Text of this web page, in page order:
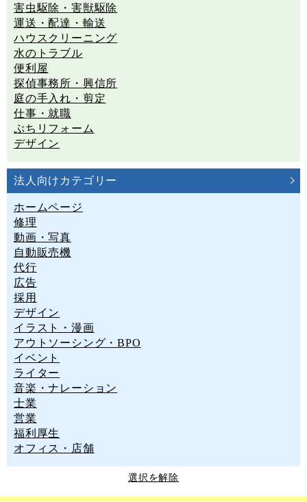
害虫駆除・害獣駆除
運送・配達・輸送
ハウスクリーニング
水のトラブル
便利屋
探偵事務所・興信所
庭の手入れ・剪定
仕事・就職
ぷちリフォーム
デザイン
法人向けカテゴリー
ホームページ
修理
動画・写真
自動販売機
代行
広告
採用
デザイン
イラスト・漫画
アウトソーシング・BPO
イベント
ライター
音楽・ナレーション
士業
営業
福利厚生
オフィス・店舗
選択を解除